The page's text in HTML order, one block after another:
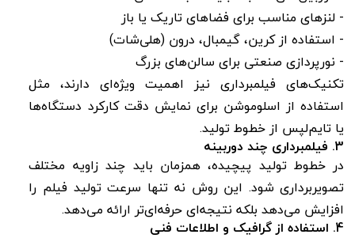
- لنزهای مناسب برای فضاهای تاریک یا باز
- استفاده از کرین، گیمبال، درون (هلی‌شات)
- نورپردازی صنعتی برای سالن‌های بزرگ
تکنیک‌های فیلمبرداری نیز اهمیت ویژه‌ای دارند، مثل
استفاده از اسلوموشن برای نمایش دقت کارکرد دستگاه‌ها
یا تایم‌لپس از خطوط تولید.
3. فیلمبرداری چند دوربینه
در خطوط تولید پیچیده، همزمان باید چند زاویه مختلف
تصویربرداری شود. این روش نه تنها سرعت تولید فیلم را
افزایش می‌دهد بلکه نتیجه‌ای حرفه‌ای‌تر ارائه می‌دهد.
4. استفاده از گرافیک و اطلاعات فنی